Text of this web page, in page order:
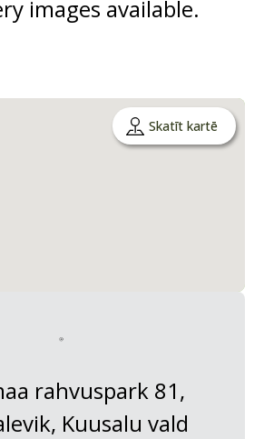
images available.
Skatīt kartē
rahvuspark 81,
Kuusalu vald